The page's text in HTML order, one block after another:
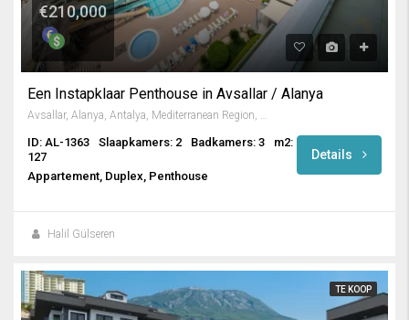
€210,000
Een Instapklaar Penthouse in Avsallar / Alanya
Avsallar, Alanya, Antalya, Mediterranean Region, Turkey
ID: AL-1363 Slaapkamers: 2 Badkamers: 3
m2:
127
Appartement, Duplex, Penthouse
Details
Halil Gülseren
TE KOOP